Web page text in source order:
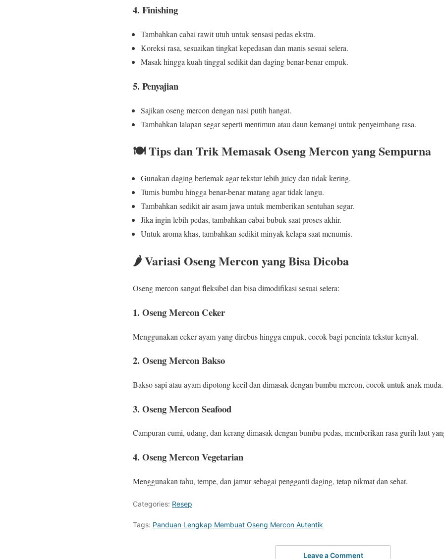
4. Finishing
Tambahkan cabai rawit utuh untuk sensasi pedas ekstra.
Koreksi rasa, sesuaikan tingkat kepedasan dan manis sesuai selera.
Masak hingga kuah tinggal sedikit dan daging benar-benar empuk.
5. Penyajian
Sajikan oseng mercon dengan nasi putih hangat.
Tambahkan lalapan segar seperti mentimun atau daun kemangi untuk penyeimbang rasa.
🍽️ Tips dan Trik Memasak Oseng Mercon yang Sempurna
Gunakan daging berlemak agar tekstur lebih juicy dan tidak kering.
Tumis bumbu hingga benar-benar matang agar tidak langu.
Tambahkan sedikit air asam jawa untuk memberikan sentuhan segar.
Jika ingin lebih pedas, tambahkan cabai bubuk saat proses akhir.
Untuk aroma khas, tambahkan sedikit minyak kelapa saat menumis.
🌶️ Variasi Oseng Mercon yang Bisa Dicoba
Oseng mercon sangat fleksibel dan bisa dimodifikasi sesuai selera:
1. Oseng Mercon Ceker
Menggunakan ceker ayam yang direbus hingga empuk, cocok bagi pencinta tekstur kenyal.
2. Oseng Mercon Bakso
Bakso sapi atau ayam dipotong kecil dan dimasak dengan bumbu mercon, cocok untuk anak muda.
3. Oseng Mercon Seafood
Campuran cumi, udang, dan kerang dimasak dengan bumbu pedas, memberikan rasa gurih laut
4. Oseng Mercon Vegetarian
Menggunakan tahu, tempe, dan jamur sebagai pengganti daging, tetap nikmat dan sehat.
Categories: Resep
Tags: Panduan Lengkap Membuat Oseng Mercon Autentik
Leave a Comment